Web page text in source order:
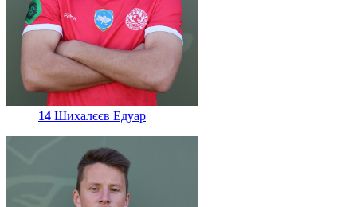
14 Шихалєєв Едуар